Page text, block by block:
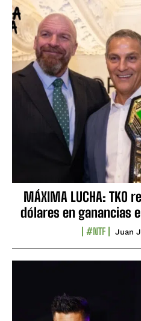
MÁXIMA LUCHA: TKO
dólares en ganancias
#NTF Juan